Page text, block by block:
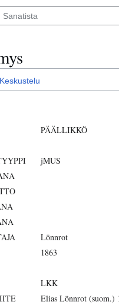
Keskustelu
PÄÄLLIKKÖ
jMUS
Lönnrot
1863
LKK
Elias Lönnrot (suom.)